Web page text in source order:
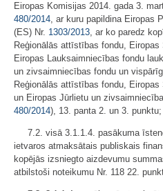
Eiropas Komisijas 2014. gada 3.
480/2014, ar kuru papildina Eiropas
(ES) Nr. 1303/2013, ar ko paredz
Reģionālās attīstības fondu,
Eiropas Lauksaimniecības fondu
un zivsaimniecības fondu un
Reģionālās attīstības fondu,
un Eiropas Jūrlietu un
480/2014), 13. panta 2. un 3. punktu;
7.2. visā 3.1.1.4. pasākuma
ietvaros atmaksātais publiskais
kopējās izsniegto aizdevumu
atbilstoši noteikumu Nr. 118 22.